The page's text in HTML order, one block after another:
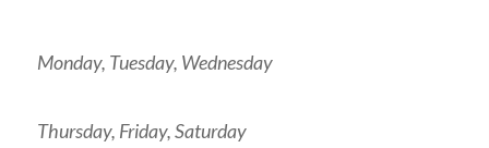
Monday, Tuesday, Wednesday
Thursday, Friday, Saturday